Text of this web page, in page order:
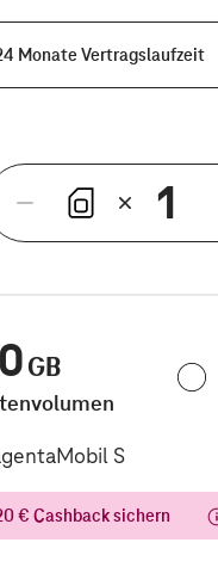
Monate Vertragslaufzeit
Verringern mit Eingabetaste
1
Aktuelle Anzahl: 1
GB
S
€ Cashback sichern